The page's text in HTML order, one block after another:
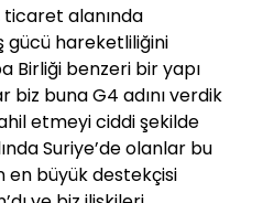
alanında
gücü hareketliliğini
Birliği benzeri bir yapı
biz buna G4 adını verdik
etmeyi ciddi şekilde
Suriye’de olanlar bu
en büyük destekçisi